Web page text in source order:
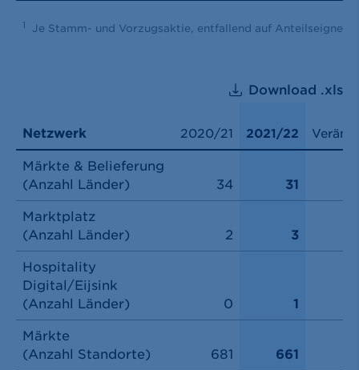
1 Je Stamm- und Vorzugsaktie, entfallend auf Anteilseigner.
Download .xls
Netzwerk 2020/21 2021/22
Märkte & Belieferung
(Anzahl Länder)
34 31
Marktplatz
(Anzahl Länder)
2 3
Hospitality
Digital/Eijsink
(Anzahl Länder)
0 1
Märkte
(Anzahl Standorte)
681 661